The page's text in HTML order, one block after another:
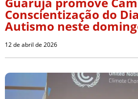
Conscientização do
Autismo neste
12 de abril de 2026